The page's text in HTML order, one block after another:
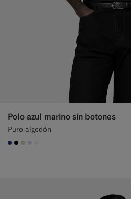
Polo azul marino sin botones
Puro algodón
#1C3D7A
#000000
#D7D1C3
#CCDCF9